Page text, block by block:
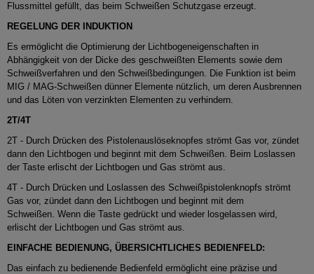
Flussmittel gefüllt, das beim Schweißen Schutzgase erzeugt.
REGELUNG DER INDUKTION
Es ermöglicht die Optimierung der Lichtbogeneigenschaften in
Abhängigkeit von der Dicke des geschweißten Elements sowie dem
Schweißverfahren und den Schweißbedingungen. Die Funktion ist beim
MIG / MAG-Schweißen dünner Elemente nützlich, um deren Ausbrennen
und das Löten von verzinkten Elementen zu verhindern.
2T/4T
2T - Durch Drücken des Pistolenauslöseknopfes strömt Gas vor, zündet
dann den Lichtbogen und beginnt mit dem Schweißen. Beim Loslassen
der Taste erlischt der Lichtbogen und Gas strömt aus.
4T - Durch Drücken und Loslassen des Schweißpistolenknopfs strömt
Gas vor, zündet dann den Lichtbogen und beginnt mit dem
Schweißen. Wenn die Taste gedrückt und wieder losgelassen wird,
erlischt der Lichtbogen und Gas strömt aus.
EINFACHE BEDIENUNG, ÜBERSICHTLICHES BEDIENFELD:
Das einfach zu bedienende Bedienfeld ermöglicht eine präzise und